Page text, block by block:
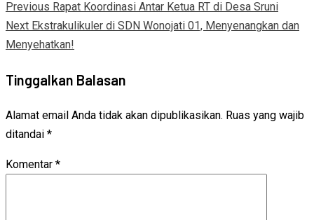
Previous Rapat Koordinasi Antar Ketua RT di Desa Sruni
Next Ekstrakulikuler di SDN Wonojati 01, Menyenangkan dan
Menyehatkan!
Tinggalkan Balasan
Alamat email Anda tidak akan dipublikasikan. Ruas yang wajib
ditandai *
Komentar *